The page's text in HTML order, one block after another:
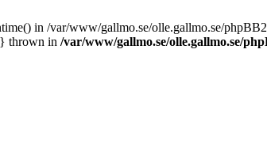
in /var/www/gallmo.se/olle.gallmo.se/
thrown in /var/www/gallmo.se/olle.gallmo.se/